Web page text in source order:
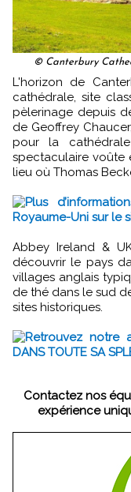
© Canterbury
L'horizon de Canterbury est dominé par son immense
cathédrale, site
pèlerinage depuis
de Geoffrey
pour la
spectaculaire voûte
lieu où Thomas
Plus
Royaume-Uni sur le
Abbey Ireland &
découvrir le pays
villages anglais
de thé dans le sud
sites historiques.
Retrouvez notre
DANS TOUTE SA
Contactez nos
expérience